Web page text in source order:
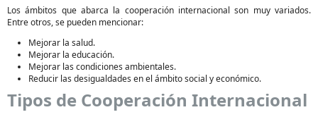
Los ámbitos que abarca la cooperación internacional son muy variados.
Entre otros, se pueden mencionar:
Mejorar la salud.
Mejorar la educación.
Mejorar las condiciones ambientales.
Reducir las desigualdades en el ámbito social y económico.
Tipos de Cooperación Internacional